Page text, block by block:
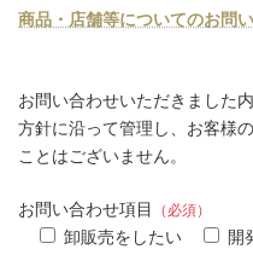
商品・店舗等についてのお問
お問い合わせいただきました
方針に沿って管理し、お客様
ことはございません。
お問い合わせ項目 （必須）
卸販売をしたい 開